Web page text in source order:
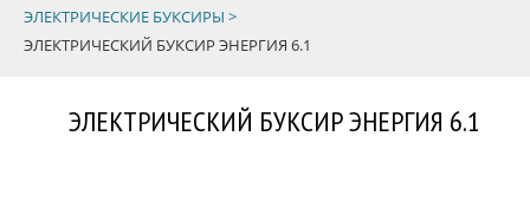
ЭЛЕКТРИЧЕСКИЕ БУКСИРЫ >
ЭЛЕКТРИЧЕСКИЙ БУКСИР ЭНЕРГИЯ 6.1
ЭЛЕКТРИЧЕСКИЙ БУКСИР ЭНЕРГИЯ 6.1